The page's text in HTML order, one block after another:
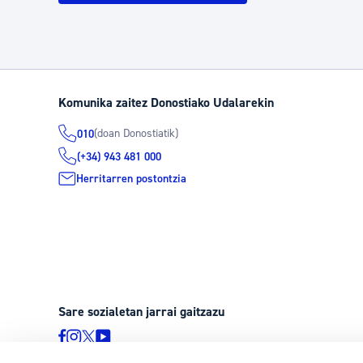
Komunika zaitez Donostiako Udalarekin
010(doan Donostiatik)
(+34) 943 481 000
Herritarren postontzia
Sare sozialetan jarrai gaitzazu